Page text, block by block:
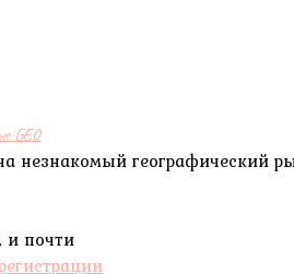
GEO
незнакомый географический
и почти